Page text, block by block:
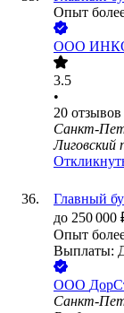
Опыт
ООО
3.5
•
20 отзывов
Санкт-
Лиговский
Главный
до 250 000
Опыт
Выплаты:
ООО
Санкт-